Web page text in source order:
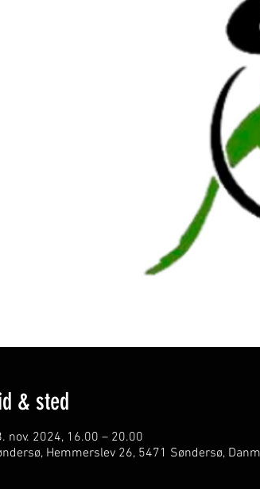
& sted
nov. 2024, 16.00 – 20.00
Hemmerslev 26, 5471 Søndersø,